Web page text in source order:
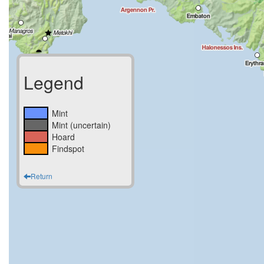
Legend
Mint
Mint (uncertain)
Hoard
Findspot
Return